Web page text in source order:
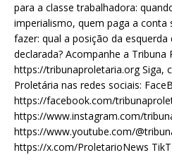
para a classe trabalhadora:
imperialismo, quem paga a conta
fazer: qual a posição da
declarada? Acompanhe a Tribuna
https://tribunaproletaria.org Siga,
Proletária nas redes sociais:
https://facebook.com/
https://www.instagram.com/
https://www.youtube.com/
https://x.com/ProletarioNews